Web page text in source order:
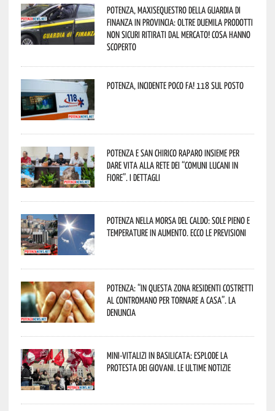
Potenza, maxisequestro della Guardia di
Finanza in provincia: oltre duemila prodotti
non sicuri ritirati dal mercato! Cosa hanno
scoperto
Potenza, incidente poco fa! 118 sul posto
Potenza e San Chirico Raparo insieme per
dare vita alla rete dei “Comuni Lucani in
Fiore”. I dettagli
Potenza nella morsa del caldo: sole pieno e
temperature in aumento. Ecco le previsioni
Potenza: “In questa zona residenti costretti
al contromano per tornare a casa”. La
denuncia
Mini-vitalizi in Basilicata: esplode la
protesta dei giovani. Le ultime notizie